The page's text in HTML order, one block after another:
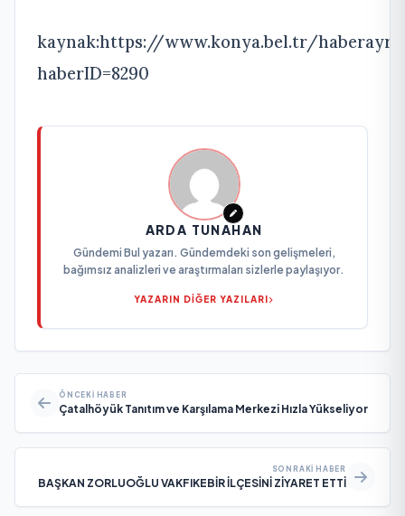
kaynak:https://www.konya.bel.tr/
haberID=8290
ARDA TUNAHAN
Gündemi Bul yazarı. Gündemdeki son gelişmeleri,
bağımsız analizleri ve araştırmaları sizlerle paylaşıyor.
YAZARIN DİĞER YAZILARI
ÖNCEKI HABER
Çatalhöyük Tanıtım ve Karşılama Merkezi Hızla Yükseliyor
SONRAKI HABER
BAŞKAN ZORLUOĞLU VAKFIKEBİR İLÇESİNİ ZİYARET ETTİ